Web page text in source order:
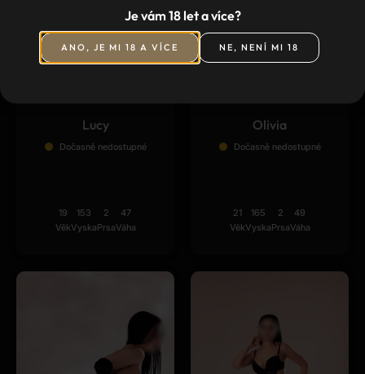
Lucy
Dočasně nedostupné
19
Věk
153
Vyska
2
Prsa
47
Váha
Olivia
Dočasně nedostupné
21
Věk
165
Vyska
2
Prsa
49
Váha
Je vám 18 let a více?
ANO, JE MI 18 A VÍCE NE, NENÍ MI 18